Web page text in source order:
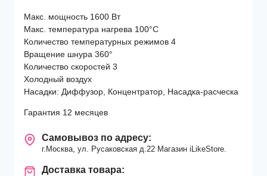
Макс. мощность 1600 Вт
Макс. температура нагрева 100°С
Количество температурных режимов 4
Вращение шнура 360°
Количество скоростей 3
Холодный воздух
Насадки: Диффузор, Концентратор, Насадка-расческа
Гарантия 12 месяцев
Самовывоз по адресу:
г.Москва, ул. Русаковская д.22 Магазин iLikeStore.
Доставка товара: